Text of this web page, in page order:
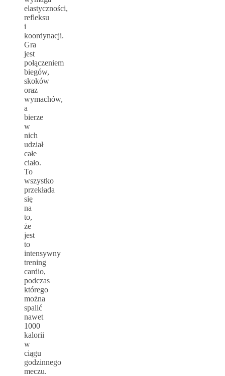
elastyczności,
refleksu
i
koordynacji.
Gra
jest
połączeniem
biegów,
skoków
oraz
wymachów,
a
bierze
w
nich
udział
całe
ciało.
To
wszystko
przekłada
się
na
to,
że
jest
to
intensywny
trening
cardio,
podczas
którego
można
spalić
nawet
1000
kalorii
w
ciągu
godzinnego
meczu.